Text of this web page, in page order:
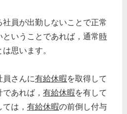
社員が出勤しないことで正常
いうことであれば，通常時
思います。
員さんに有給休暇を取得して
あれば， 有給休暇を有して
は， 有給休暇の前倒し付与